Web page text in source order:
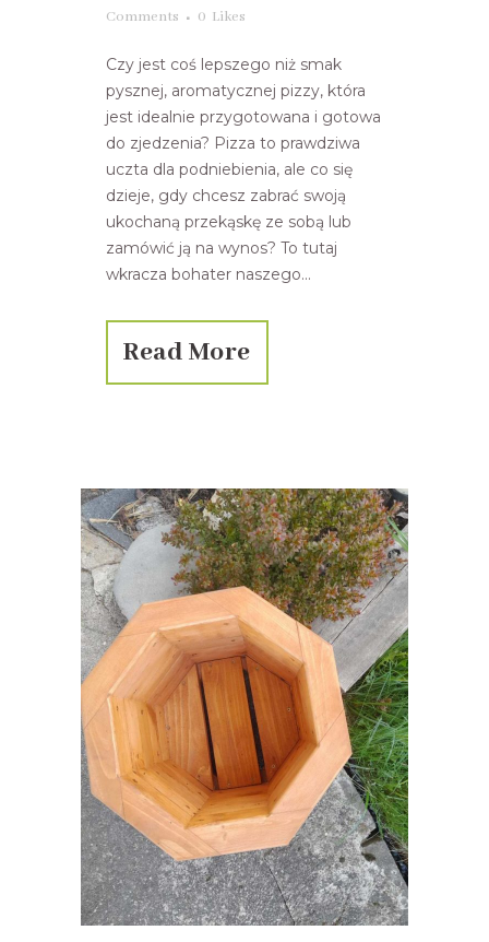
Comments
0 Likes
Czy jest coś lepszego niż smak
pysznej, aromatycznej pizzy, która
jest idealnie przygotowana i gotowa
do zjedzenia? Pizza to prawdziwa
uczta dla podniebienia, ale co się
dzieje, gdy chcesz zabrać swoją
ukochaną przekąskę ze sobą lub
zamówić ją na wynos? To tutaj
wkracza bohater naszego...
Read More